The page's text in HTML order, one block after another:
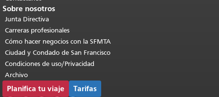
Sobre nosotros
Junta Directiva
Carreras profesionales
Cómo hacer negocios con la SFMTA
Ciudad y Condado de San Francisco
Condiciones de uso/Privacidad
Archivo
Planifica tu viaje Tarifas